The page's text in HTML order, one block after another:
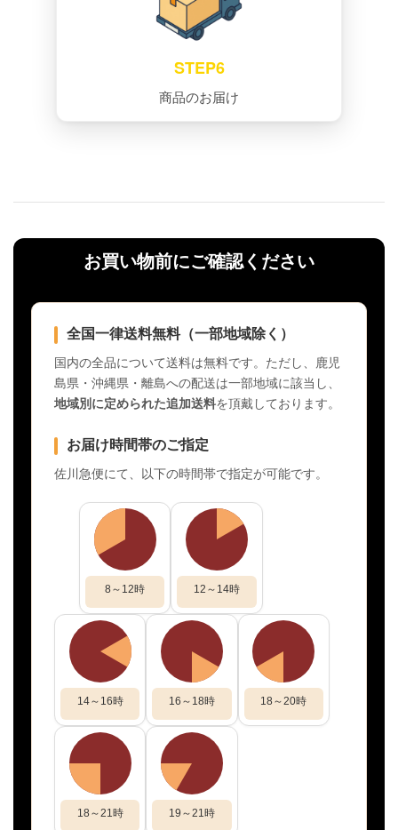
STEP6
商品のお届け
お買い物前にご確認ください
全国一律送料無料（一部地域除く）
国内の全品について送料は無料です。ただし、鹿児
島県・沖縄県・離島への配送は一部地域に該当し、
地域別に定められた追加送料を頂戴しております。
お届け時間帯のご指定
佐川急便にて、以下の時間帯で指定が可能です。
8～12時 12～14時
14～16時 16～18時 18～20時
18～21時 19～21時